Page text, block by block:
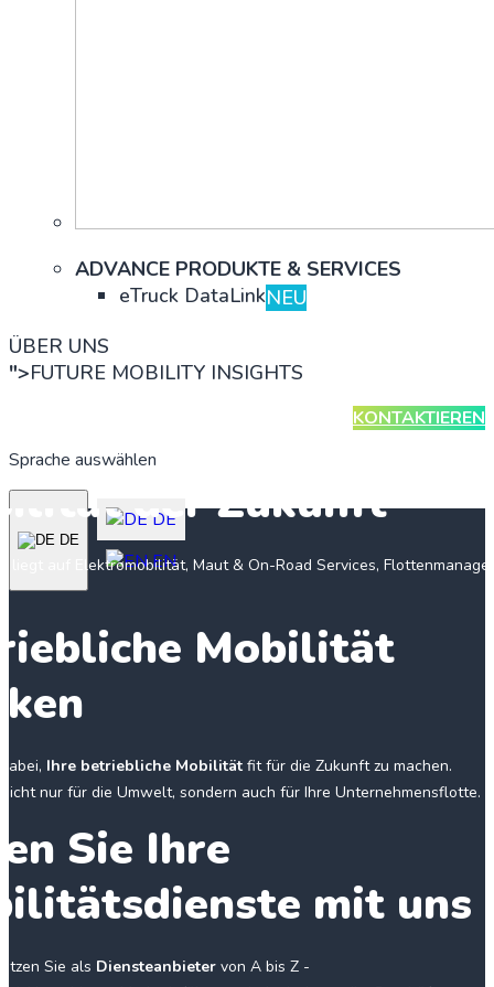
ADVANCE PRODUKTE & SERVICES
eTruck DataLinkNEU
ÜBER UNS
">FUTURE MOBILITY INSIGHTS
KONTAKTIEREN
Sprache auswählen
DE
DE
EN
für die
der Zukunft
liegt auf Elektromobilität, Maut & On-Road Services,
Mobilität
Ihre betriebliche Mobilität fit für die Zukunft zu machen.
nur für die Umwelt, sondern auch für Ihre Unternehmensflotte.
Sie Ihre
mit uns
Sie als Diensteanbieter von A bis Z -